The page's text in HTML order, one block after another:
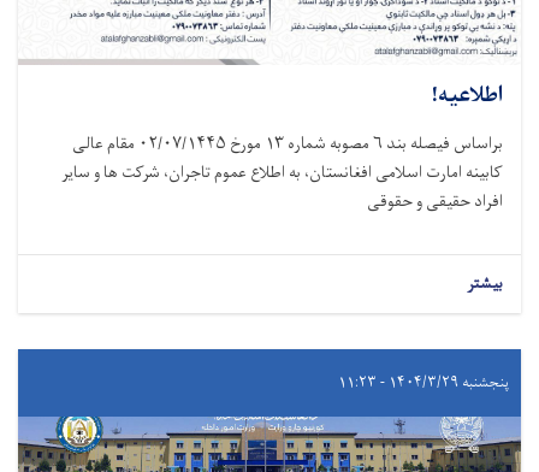
اطلاعیه!
براساس فیصله بند ۶ مصوبه شماره ۱۳ مورخ ۰۲/۰۷/۱۴۴۵ مقام عالی
کابینه امارت اسلامی افغانستان، به اطلاع عموم تاجران، شرکت ها و سایر
افراد حقیقی و حقوقی
بیشتر
پنجشنبه ۱۴۰۴/۳/۲۹ - ۱۱:۲۳